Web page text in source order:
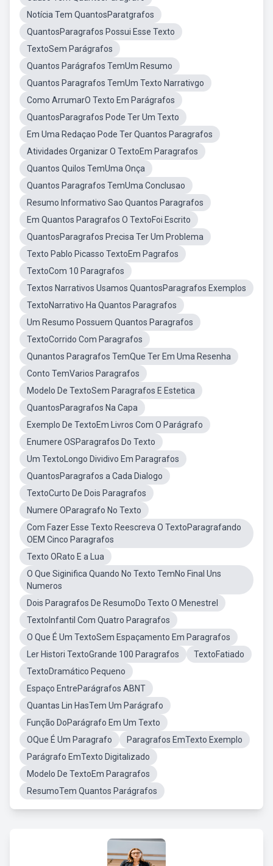
Notícia Tem QuantosParatgrafos
QuantosParagrafos Possui Esse Texto
TextoSem Parágrafos
Quantos Parágrafos TemUm Resumo
Quantos Paragrafos TemUm Texto Narrativgo
Como ArrumarO Texto Em Parágrafos
QuantosParagrafos Pode Ter Um Texto
Em Uma Redaçao Pode Ter Quantos Paragrafos
Atividades Organizar O TextoEm Paragrafos
Quantos Quilos TemUma Onça
Quantos Paragrafos TemUma Conclusao
Resumo Informativo Sao Quantos Paragrafos
Em Quantos Paragrafos O TextoFoi Escrito
QuantosParagrafos Precisa Ter Um Problema
Texto Pablo Picasso TextoEm Pagrafos
TextoCom 10 Paragrafos
Textos Narrativos Usamos QuantosParagrafos Exemplos
TextoNarrativo Ha Quantos Paragrafos
Um Resumo Possuem Quantos Paragrafos
TextoCorrido Com Paragrafos
Qunantos Paragrafos TemQue Ter Em Uma Resenha
Conto TemVarios Paragrafos
Modelo De TextoSem Paragrafos E Estetica
QuantosParagrafos Na Capa
Exemplo De TextoEm Livros Com O Parágrafo
Enumere OSParagrafos Do Texto
Um TextoLongo Dividivo Em Paragrafos
QuantosParagrafos a Cada Dialogo
TextoCurto De Dois Paragrafos
Numere OParagrafo No Texto
Com Fazer Esse Texto Reescreva O TextoParagrafando
OEM Cinco Paragrafos
Texto ORato E a Lua
O Que Siginifica Quando No Texto TemNo Final Uns
Numeros
Dois Paragrafos De ResumoDo Texto O Menestrel
TextoInfantil Com Quatro Paragrafos
O Que É Um TextoSem Espaçamento Em Paragrafos
Ler Histori TextoGrande 100 Paragrafos
TextoFatiado
TextoDramático Pequeno
Espaço EntreParágrafos ABNT
Quantas Lin HasTem Um Parágrafo
Função DoParágrafo Em Um Texto
OQue É Um Paragrafo
Paragrafos EmTexto Exemplo
Parágrafo EmTexto Digitalizado
Modelo De TextoEm Paragrafos
ResumoTem Quantos Parágrafos